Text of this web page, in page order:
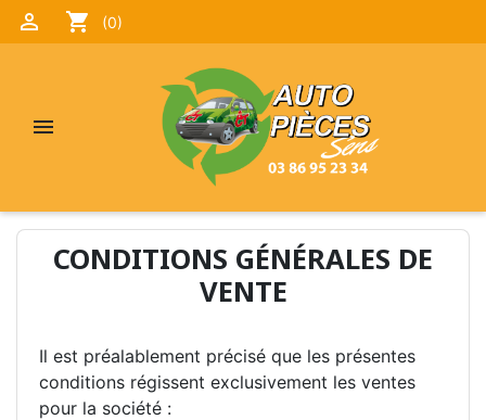
 shopping_cart (0)

CONDITIONS GÉNÉRALES DE
VENTE
Il est préalablement précisé que les présentes
conditions régissent exclusivement les ventes
pour la société :